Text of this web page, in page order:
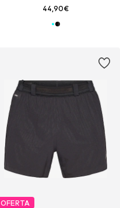
44,90€
OFERTA